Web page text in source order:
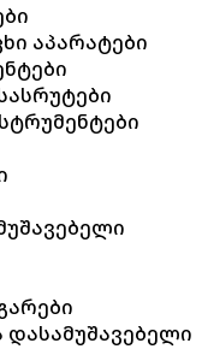
აპარატები